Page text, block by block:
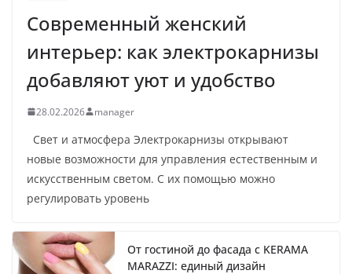
Современный женский
интерьер: как электрокарнизы
добавляют уют и удобство
28.02.2026 manager
Свет и атмосфера Электрокарнизы открывают
новые возможности для управления естественным и
искусственным светом. С их помощью можно
регулировать уровень
От гостиной до фасада с KERAMA
MARAZZI: единый дизайн